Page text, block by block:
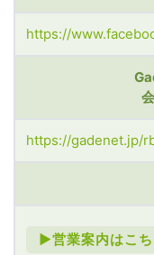
https://
https://gadenet.jp/
►営業案内はこ